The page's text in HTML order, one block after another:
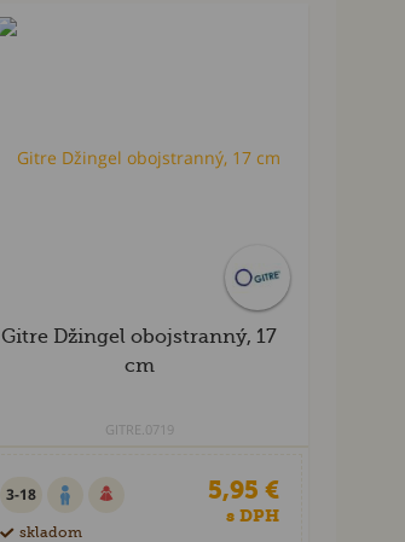
Gitre Džingel obojstranný, 17
cm
GITRE.0719
3-18
skladom
5,95 €
s DPH